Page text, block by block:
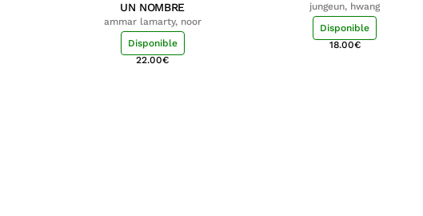
UN NOMBRE
ammar lamarty, noor
Disponible
22.00€
jungeun, hwang
Disponible
18.00€